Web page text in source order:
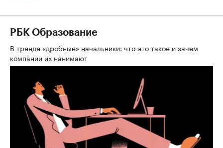
РБК Образование
В тренде «дробные» начальники: что это такое и зачем
компании их нанимают